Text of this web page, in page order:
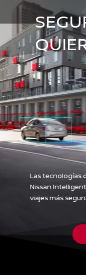
Las tecnologías
Nissan
viajes más